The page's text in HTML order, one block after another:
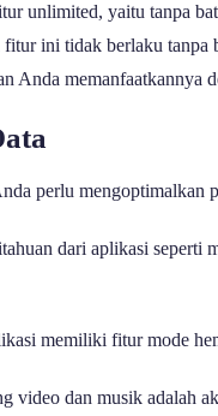
unlimited, yaitu tanpa
ini tidak berlaku
Anda memanfaatkannya
perlu
dari aplikasi seperti
memiliki fitur mode
video dan musik adalah